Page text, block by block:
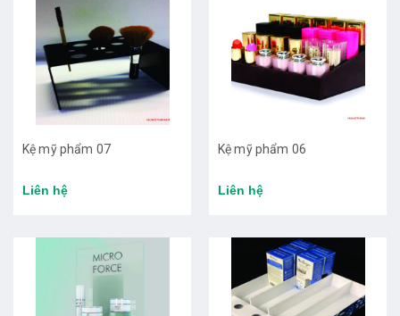
Kệ mỹ phẩm 07
Liên hệ
Kệ mỹ phẩm 06
Liên hệ